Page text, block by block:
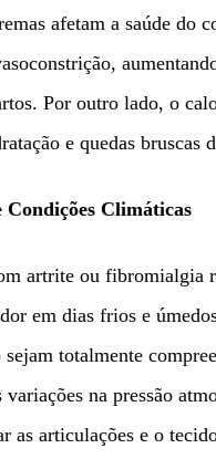
afetam a saúde do
Por outro lado, o
e quedas bruscas
Climáticas
artrite ou fibromialgia
em dias frios e
sejam totalmente
variações na pressão
as articulações e o